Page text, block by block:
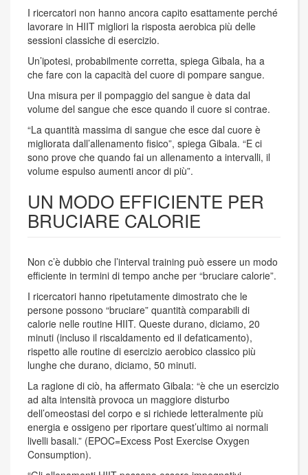
I ricercatori non hanno ancora capito esattamente perché
lavorare in HIIT migliori la risposta aerobica più delle
sessioni classiche di esercizio.
Un’ipotesi, probabilmente corretta, spiega Gibala, ha a
che fare con la capacità del cuore di pompare sangue.
Una misura per il pompaggio del sangue è data dal
volume del sangue che esce quando il cuore si contrae.
“La quantità massima di sangue che esce dal cuore è
migliorata dall’allenamento fisico”, spiega Gibala. “E ci
sono prove che quando fai un allenamento a intervalli, il
volume espulso aumenti ancor di più”.
UN MODO EFFICIENTE PER
BRUCIARE CALORIE
Non c’è dubbio che l’interval training può essere un modo
efficiente in termini di tempo anche per “bruciare calorie”.
I ricercatori hanno ripetutamente dimostrato che le
persone possono “bruciare” quantità comparabili di
calorie nelle routine HIIT. Queste durano, diciamo, 20
minuti (incluso il riscaldamento ed il defaticamento),
rispetto alle routine di esercizio aerobico classico più
lunghe che durano, diciamo, 50 minuti.
La ragione di ciò, ha affermato Gibala: “è che un esercizio
ad alta intensità provoca un maggiore disturbo
dell’omeostasi del corpo e si richiede letteralmente più
energia e ossigeno per riportare quest’ultimo ai normali
livelli basali.” (EPOC=Excess Post Exercise Oxygen
Consumption).